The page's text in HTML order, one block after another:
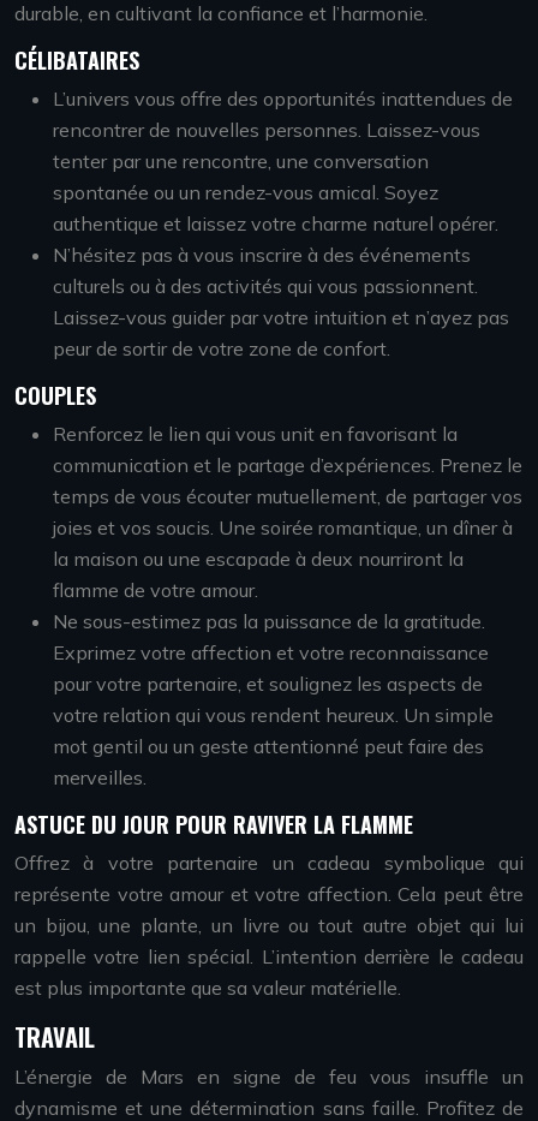
durable, en cultivant la confiance et l’harmonie.
CÉLIBATAIRES
L’univers vous offre des opportunités inattendues de
rencontrer de nouvelles personnes. Laissez-vous
tenter par une rencontre, une conversation
spontanée ou un rendez-vous amical. Soyez
authentique et laissez votre charme naturel opérer.
N’hésitez pas à vous inscrire à des événements
culturels ou à des activités qui vous passionnent.
Laissez-vous guider par votre intuition et n’ayez pas
peur de sortir de votre zone de confort.
COUPLES
Renforcez le lien qui vous unit en favorisant la
communication et le partage d’expériences. Prenez le
temps de vous écouter mutuellement, de partager vos
joies et vos soucis. Une soirée romantique, un dîner à
la maison ou une escapade à deux nourriront la
flamme de votre amour.
Ne sous-estimez pas la puissance de la gratitude.
Exprimez votre affection et votre reconnaissance
pour votre partenaire, et soulignez les aspects de
votre relation qui vous rendent heureux. Un simple
mot gentil ou un geste attentionné peut faire des
merveilles.
ASTUCE DU JOUR POUR RAVIVER LA FLAMME
Offrez à votre partenaire un cadeau symbolique qui
représente votre amour et votre affection. Cela peut être
un bijou, une plante, un livre ou tout autre objet qui lui
rappelle votre lien spécial. L’intention derrière le cadeau
est plus importante que sa valeur matérielle.
TRAVAIL
L’énergie de Mars en signe de feu vous insuffle un
dynamisme et une détermination sans faille. Profitez de